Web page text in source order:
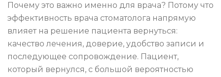
Почему это важно именно для врача? Потому что
эффективность врача стоматолога напрямую
влияет на решение пациента вернуться:
качество лечения, доверие, удобство записи и
последующее сопровождение. Пациент,
который вернулся, с большой вероятностью